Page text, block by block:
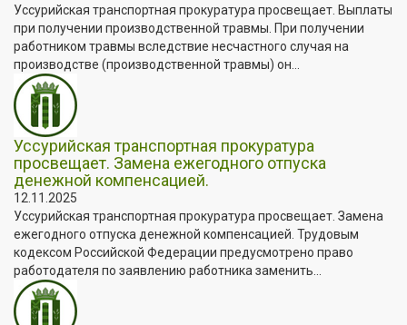
Уссурийская транспортная прокуратура просвещает. Выплаты
при получении производственной травмы. При получении
работником травмы вследствие несчастного случая на
производстве (производственной травмы) он...
Уссурийская транспортная прокуратура
просвещает. Замена ежегодного отпуска
денежной компенсацией.
12.11.2025
Уссурийская транспортная прокуратура просвещает. Замена
ежегодного отпуска денежной компенсацией. Трудовым
кодексом Российской Федерации предусмотрено право
работодателя по заявлению работника заменить...